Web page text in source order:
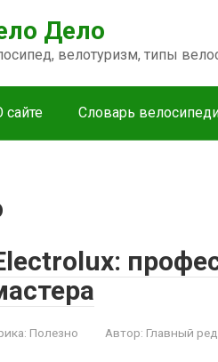
Дело
велотуризм, типы
сайте Словарь
Полезно Автор: Главный